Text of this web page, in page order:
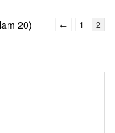
20) ← 1 2